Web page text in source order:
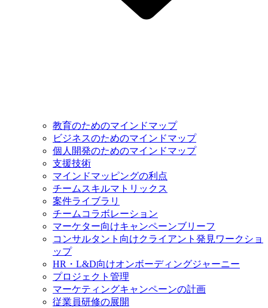
教育のためのマインドマップ
ビジネスのためのマインドマップ
個人開発のためのマインドマップ
支援技術
マインドマッピングの利点
チームスキルマトリックス
案件ライブラリ
チームコラボレーション
マーケター向けキャンペーンブリーフ
コンサルタント向けクライアント発見ワークショ
ップ
HR・L&D向けオンボーディングジャーニー
プロジェクト管理
マーケティングキャンペーンの計画
従業員研修の展開